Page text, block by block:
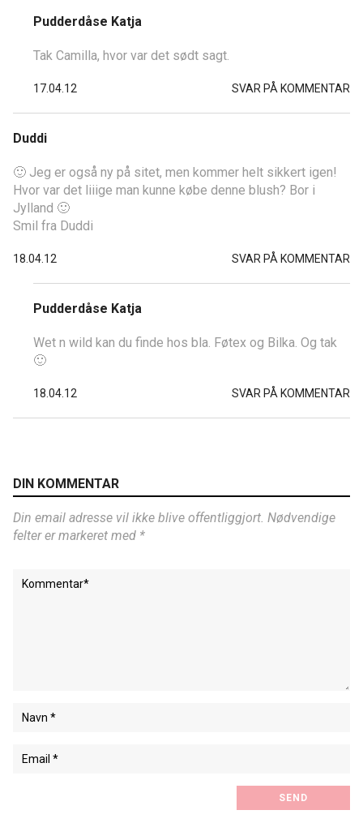
Pudderdåse Katja
Tak Camilla, hvor var det sødt sagt.
17.04.12 SVAR PÅ KOMMENTAR
Duddi
🙂 Jeg er også ny på sitet, men kommer helt sikkert igen!
Hvor var det liiige man kunne købe denne blush? Bor i
Jylland 🙂
Smil fra Duddi
18.04.12 SVAR PÅ KOMMENTAR
Pudderdåse Katja
Wet n wild kan du finde hos bla. Føtex og Bilka. Og tak
🙂
18.04.12 SVAR PÅ KOMMENTAR
DIN KOMMENTAR
Din email adresse vil ikke blive offentliggjort. Nødvendige
felter er markeret med *